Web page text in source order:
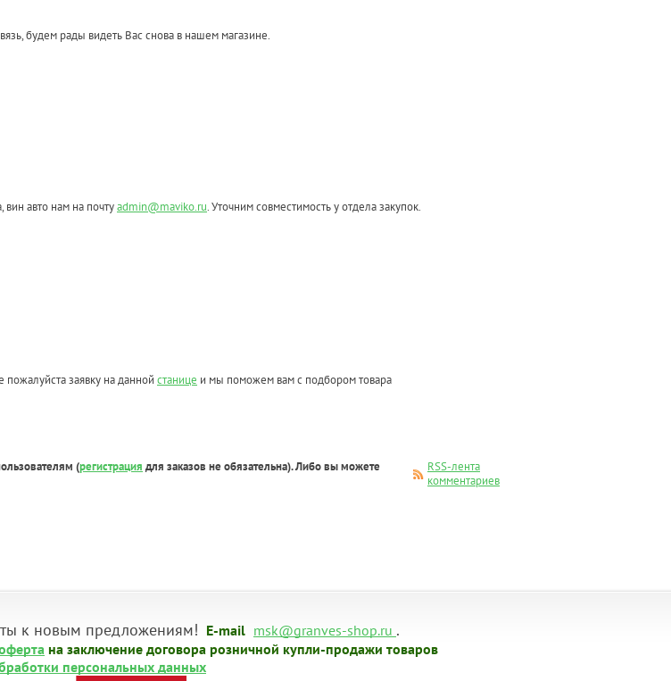
будем рады видеть Вас снова в нашем магазине.
авто нам на почтуadmin@maviko.ru. Уточним совместимость у отдела закупок.
заявку на данной станице и мы поможем вам с подбором товара
(регистрация для заказов не обязательна). Либо вы можете
RSS-лента
комментариев
к новым предложениям! E-mail msk@granves-shop.ru .
на заключение договора розничной купли-продажи товаров
персональных данных